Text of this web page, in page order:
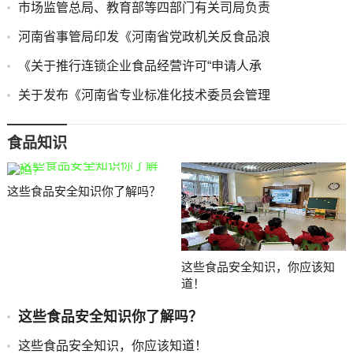
市场监管总局、教育部等四部门有关司局负责
河南省事管局印发《河南省党政机关反食品浪
《关于推行连锁企业食品经营许可“申请人承
关于发布《河南省专业标准化技术委员会管理
食品知识
这些食品安全知识你了解吗？
这些食品安全知识，你应该知
道！
这些食品安全知识你了解吗？
这些食品安全知识，你应该知道！